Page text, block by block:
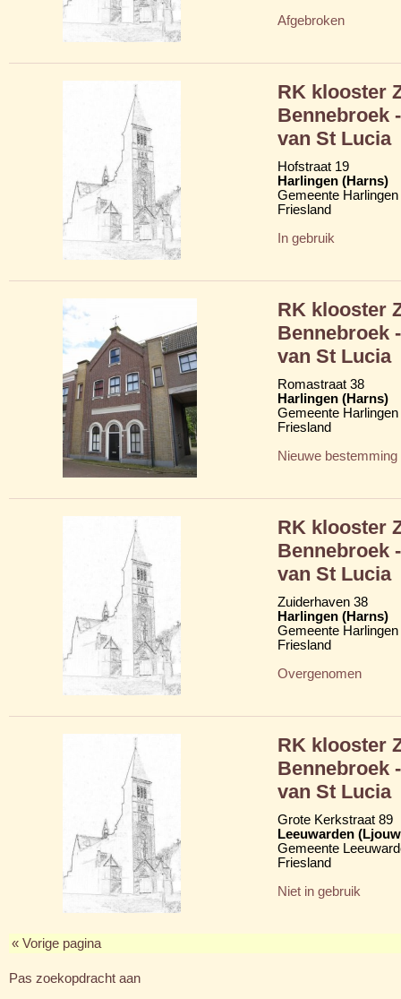
Afgebroken
RK klooster
Bennebroek
van St Lucia
Hofstraat 19
Harlingen (Harns)
Gemeente Harlingen
Friesland
In gebruik
RK klooster
Bennebroek
van St Lucia
Romastraat 38
Harlingen (Harns)
Gemeente Harlingen
Friesland
Nieuwe bestemming
RK klooster
Bennebroek
van St Lucia
Zuiderhaven 38
Harlingen (Harns)
Gemeente Harlingen
Friesland
Overgenomen
RK klooster
Bennebroek
van St Lucia
Grote Kerkstraat 89
Leeuwarden
Gemeente
Friesland
Niet in gebruik
« Vorige pagina
Pas zoekopdracht aan